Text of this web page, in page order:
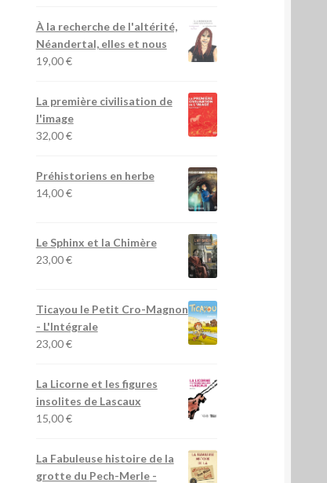
À la recherche de l'altérité,
Néandertal, elles et nous
19,00€
La première civilisation de
l'image
32,00€
Préhistoriens en herbe
14,00€
Le Sphinx et la Chimère
23,00€
Ticayou le Petit Cro-Magnon
- L'Intégrale
23,00€
La Licorne et les figures
insolites de Lascaux
15,00€
La Fabuleuse histoire de la
grotte du Pech-Merle-